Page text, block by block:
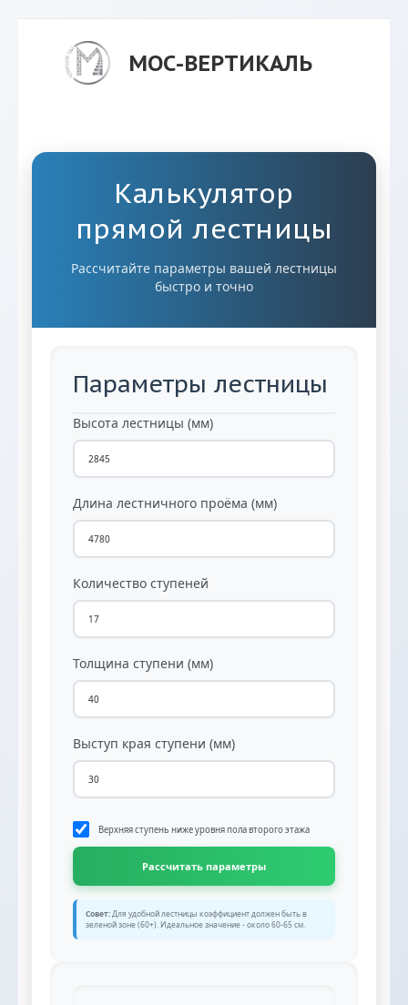
МОС-ВЕРТИКАЛЬ
Калькулятор
прямой лестницы
Рассчитайте параметры вашей лестницы
быстро и точно
Параметры лестницы
Высота лестницы (мм)
Длина лестничного проёма (мм)
Количество ступеней
Толщина ступени (мм)
Выступ края ступени (мм)
Верхняя ступень ниже уровня пола второго этажа
Рассчитать параметры
Совет: Для удобной лестницы коэффициент должен быть в
зеленой зоне (60+). Идеальное значение - около 60-65 см.